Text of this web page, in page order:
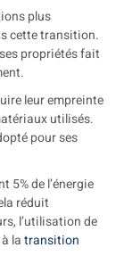
plus
cette transition.
propriétés fait
leur empreinte
utilisés.
pour ses
5% de l’énergie
réduit
l’utilisation de
latransition